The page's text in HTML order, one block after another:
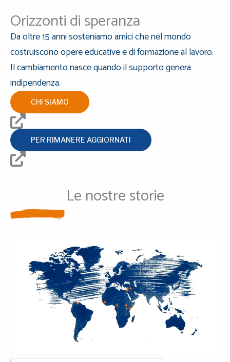
Orizzonti di speranza
Da oltre 15 anni sosteniamo amici che nel mondo
costruiscono opere educative e di formazione al lavoro.
Il cambiamento nasce quando il supporto genera
indipendenza.
CHI SIAMO
PER RIMANERE AGGIORNATI
Le nostre storie